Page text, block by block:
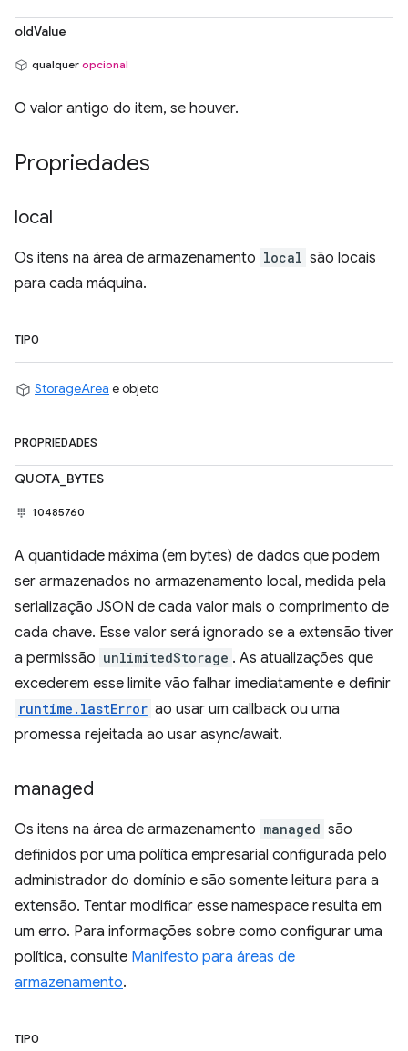
oldValue
qualquer opcional
O valor antigo do item, se houver.
Propriedades
local
Os itens na área de armazenamento local são locais
para cada máquina.
TIPO
StorageArea e objeto
PROPRIEDADES
QUOTA_BYTES
10485760
A quantidade máxima (em bytes) de dados que podem
ser armazenados no armazenamento local, medida pela
serialização JSON de cada valor mais o comprimento de
cada chave. Esse valor será ignorado se a extensão tiver
a permissão unlimitedStorage . As atualizações que
excederem esse limite vão falhar imediatamente e definir
runtime.lastError ao usar um callback ou uma
promessa rejeitada ao usar async/await.
managed
Os itens na área de armazenamento managed são
definidos por uma política empresarial configurada pelo
administrador do domínio e são somente leitura para a
extensão. Tentar modificar esse namespace resulta em
um erro. Para informações sobre como configurar uma
política, consulte Manifesto para áreas de
armazenamento.
TIPO